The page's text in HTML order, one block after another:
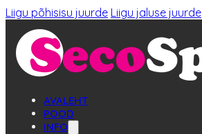
Liigu põhisisu juurde Liigu jaluse juurde
AVALEHT
POOD
INFO